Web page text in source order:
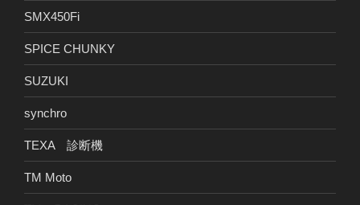
SMX450Fi
SPICE CHUNKY
SUZUKI
synchro
TEXA 診断機
TM Moto